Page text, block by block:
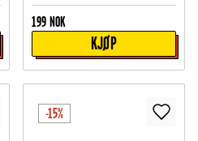
199 NOK
KJØP
-15%